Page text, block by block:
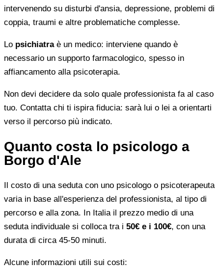
intervenendo su disturbi d'ansia, depressione, problemi di
coppia, traumi e altre problematiche complesse.
Lo psichiatraè un medico: interviene quando è
necessario un supporto farmacologico, spesso in
affiancamento alla psicoterapia.
Non devi decidere da solo quale professionista fa al caso
tuo. Contatta chi ti ispira fiducia: sarà lui o lei a orientarti
verso il percorso più indicato.
Quanto costa lo psicologo a
Borgo d'Ale
Il costo di una seduta con uno psicologo o psicoterapeuta
varia in base all'esperienza del professionista, al tipo di
percorso e alla zona. In Italia il prezzo medio di una
seduta individuale si colloca tra i 50€ e i 100€, con una
durata di circa 45-50 minuti.
Alcune informazioni utili sui costi: